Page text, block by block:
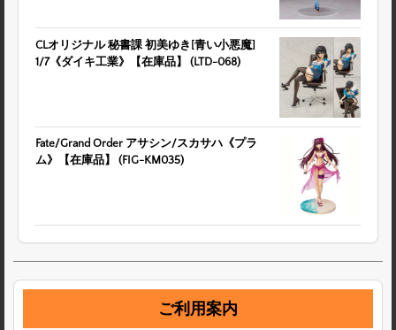
CLオリジナル 秘書課 初美ゆき[青い小悪魔]
1/7《ダイキ工業》【在庫品】 (LTD-068)
Fate/Grand Order アサシン/スカサハ《プラ
ム》【在庫品】 (FIG-KM035)
ご利用案内